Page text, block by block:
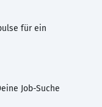
für ein
Job-Suche